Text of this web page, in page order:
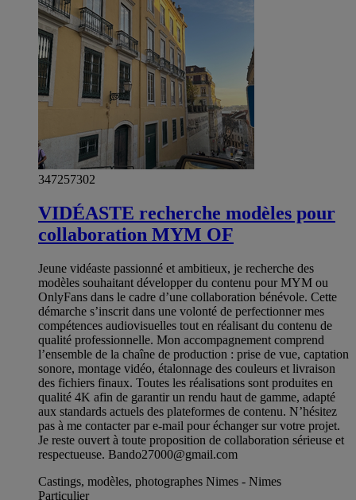
347257302
VIDÉASTE recherche modèles pour
collaboration MYM OF
Jeune vidéaste passionné et ambitieux, je recherche des
modèles souhaitant développer du contenu pour MYM ou
OnlyFans dans le cadre d’une collaboration bénévole. Cette
démarche s’inscrit dans une volonté de perfectionner mes
compétences audiovisuelles tout en réalisant du contenu de
qualité professionnelle. Mon accompagnement comprend
l’ensemble de la chaîne de production : prise de vue, captation
sonore, montage vidéo, étalonnage des couleurs et livraison
des fichiers finaux. Toutes les réalisations sont produites en
qualité 4K afin de garantir un rendu haut de gamme, adapté
aux standards actuels des plateformes de contenu. N’hésitez
pas à me contacter par e-mail pour échanger sur votre projet.
Je reste ouvert à toute proposition de collaboration sérieuse et
respectueuse. Bando27000@gmail.com
Castings, modèles, photographes Nimes - Nimes
Particulier